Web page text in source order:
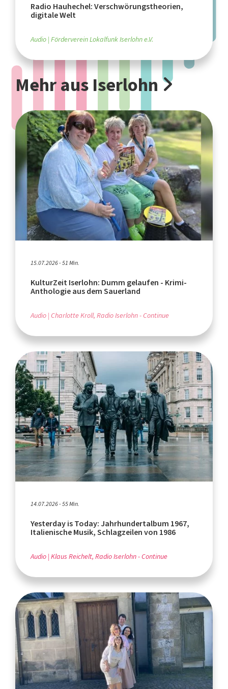
Radio Hauhechel: Verschwörungstheorien,
digitale Welt
Audio Förderverein Lokalfunk Iserlohn e.V.
Mehr aus Iserlohn
15.07.2026 - 51 Min.
KulturZeit Iserlohn: Dumm gelaufen - Krimi-
Anthologie aus dem Sauerland
Audio Charlotte Kroll, Radio Iserlohn - Continue
14.07.2026 - 55 Min.
Yesterday is Today: Jahrhundertalbum 1967,
Italienische Musik, Schlagzeilen von 1986
Audio Klaus Reichelt, Radio Iserlohn - Continue